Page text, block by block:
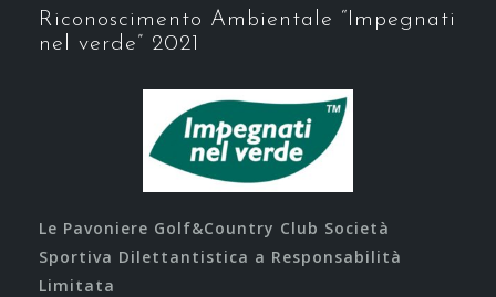
Riconoscimento Ambientale “Impegnati
nel verde” 2021
Le Pavoniere Golf&Country Club Società
Sportiva Dilettantistica a Responsabilità
Limitata